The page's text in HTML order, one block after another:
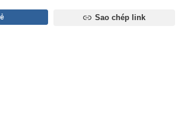
Sao chép link